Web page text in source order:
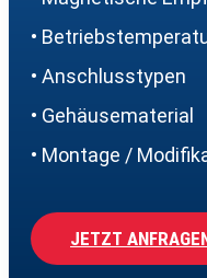
•
• Anschlusstypen
• Gehäusematerial
• Montage /
JETZT